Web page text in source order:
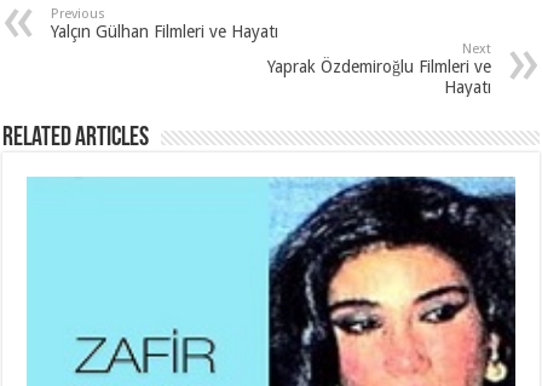
Previous
Yalçın Gülhan Filmleri ve Hayatı
Next
Yaprak Özdemiroğlu Filmleri ve
Hayatı
Related Articles